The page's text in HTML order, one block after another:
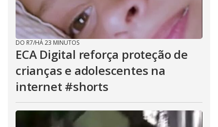
DO R7/HÁ 23 MINUTOS
ECA Digital reforça proteção de
crianças e adolescentes na
internet #shorts